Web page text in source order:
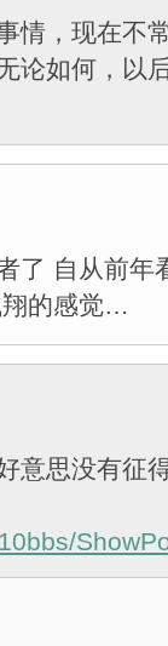
情，现在不
论如何，以
了 自从前年
翔的感觉…
思没有征